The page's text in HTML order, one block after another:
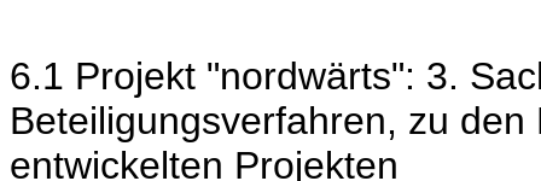
6.1 Projekt "nordwärts": 3.
Beteiligungsverfahren, zu
entwickelten Projekten